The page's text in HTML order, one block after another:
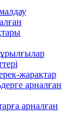
жарақтар
арналған
арналған